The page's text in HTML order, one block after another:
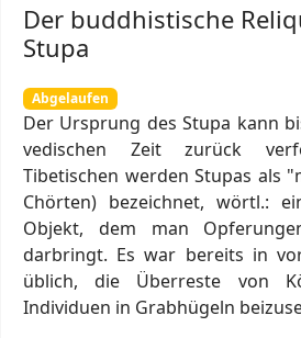
Der buddhistische
Stupa
Abgelaufen
Der Ursprung des Stupa kann
vedischen Zeit zurück
Tibetischen werden Stupas als
Chörten) bezeichnet, wörtl.:
Objekt, dem man
darbringt. Es war bereits in
üblich, die Überreste von
Individuen in Grabhügeln